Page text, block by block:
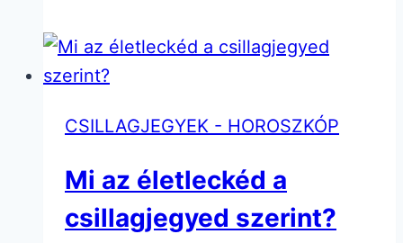
az
életét
CSILLAGJEGYEK - HOROSZKÓP
Mi az életleckéd a
csillagjegyed szerint?